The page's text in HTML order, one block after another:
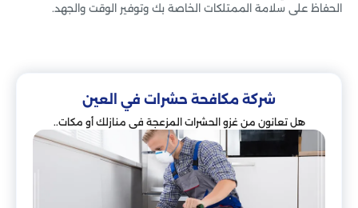
الحفاظ على سلامة الممتلكات الخاصة بك وتوفير الوقت والجهد.
شركة مكافحة حشرات في العين
هل تعانون من غزو الحشرات المزعجة في منازلك أو مكات..